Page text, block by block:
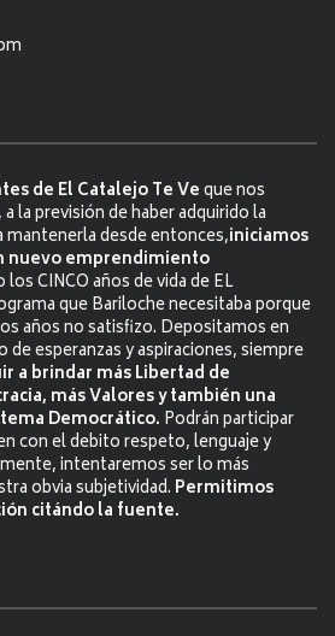
de El Catalejo Te Veque nos
la previsión de haber adquirido la
mantenerla desde entonces,iniciamos
nuevo emprendimiento
CINCO años de vida de EL
que Bariloche necesitaba porque
años no satisfizo. Depositamos en
esperanzas y aspiraciones, siempre
a brindar más Libertad de
más Valores y también una
Democrático. Podrán participar
con el debito respeto, lenguaje y
intentaremos ser lo más
obvia subjetividad. Permitimos
citándo la fuente.